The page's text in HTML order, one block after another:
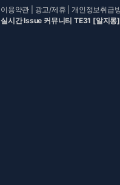
이용약관 광고/제휴 |개인정보취급
실시간 Issue 커뮤니티 TE31 [알지